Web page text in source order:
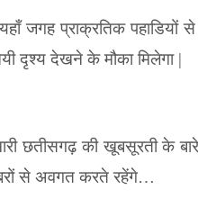
यहाँ जगह प्राक्रतिक
दृश्य देखने के मौका मिलेगा |
छतीसगढ़ कीखूबसूरती के
से अवगत करतेरहेंगे…